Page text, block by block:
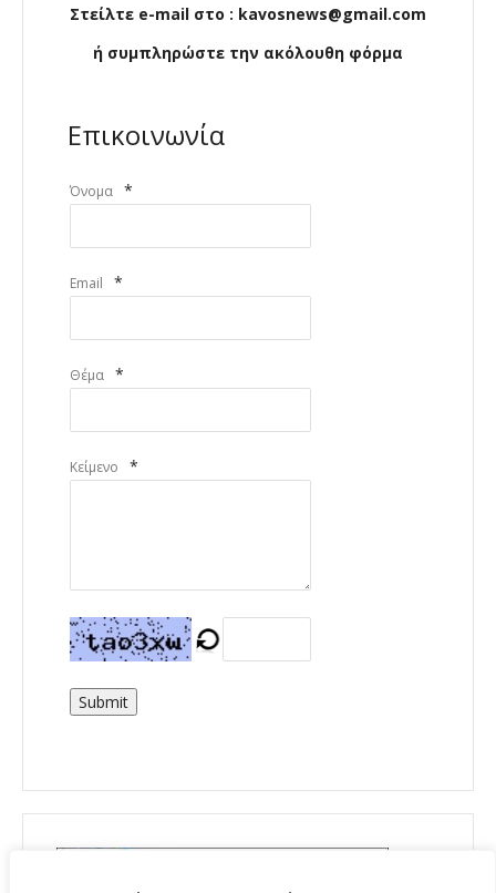
Στείλτε e-mail στο : kavosnews@gmail.com
ή συμπληρώστε την ακόλουθη φόρμα
Επικοινωνία
Όνομα *
Email *
Θέμα *
Κείμενο *
Submit